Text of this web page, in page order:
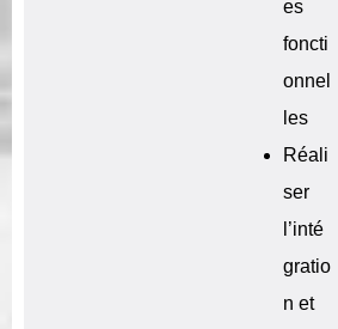
es
foncti
onnel
les
Réali
ser
l’inté
gratio
n et